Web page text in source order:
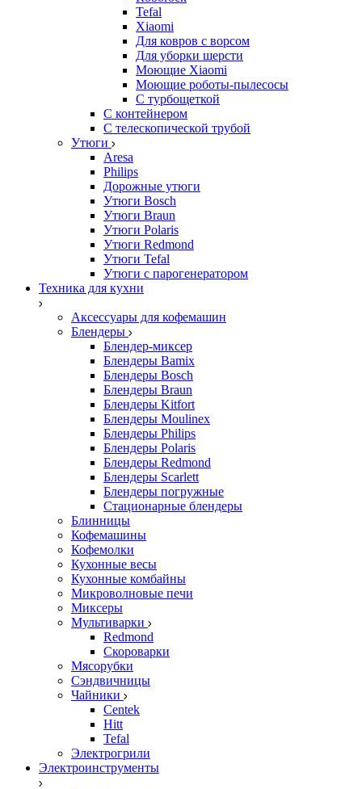
Tefal
Xiaomi
Для ковров с ворсом
Для уборки шерсти
Моющие Xiaomi
Моющие роботы-пылесосы
С турбощеткой
С контейнером
С телескопической трубой
Утюги
Aresa
Philips
Дорожные утюги
Утюги Bosch
Утюги Braun
Утюги Polaris
Утюги Redmond
Утюги Tefal
Утюги с парогенератором
Техника для кухни
Аксессуары для кофемашин
Блендеры
Блендер-миксер
Блендеры Bamix
Блендеры Bosch
Блендеры Braun
Блендеры Kitfort
Блендеры Moulinex
Блендеры Philips
Блендеры Polaris
Блендеры Redmond
Блендеры Scarlett
Блендеры погружные
Стационарные блендеры
Блинницы
Кофемашины
Кофемолки
Кухонные весы
Кухонные комбайны
Микроволновые печи
Миксеры
Мультиварки
Redmond
Скороварки
Мясорубки
Сэндвичницы
Чайники
Centek
Hitt
Tefal
Электрогрили
Электроинструменты